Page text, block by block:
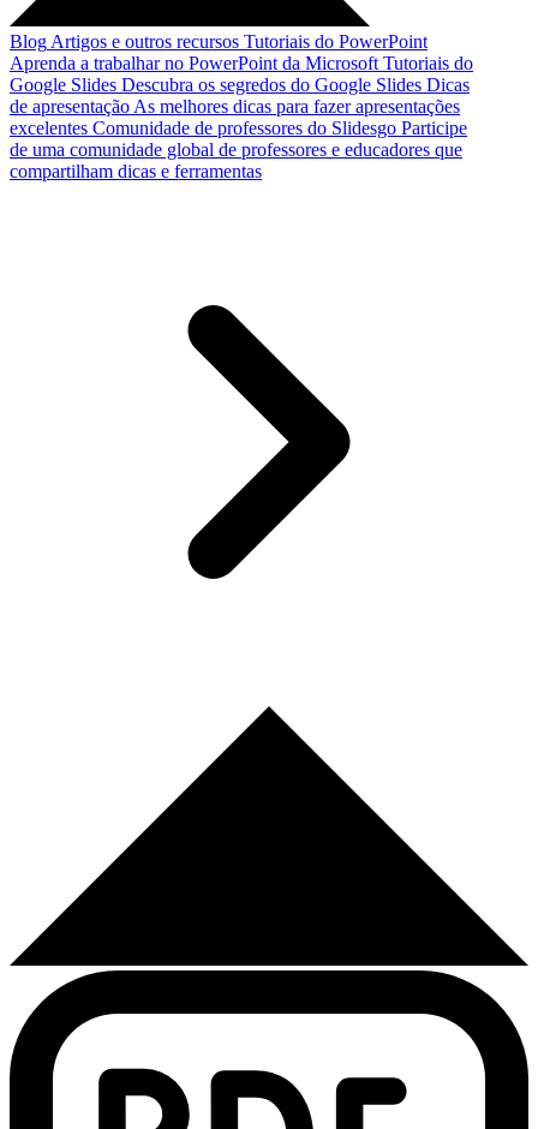
Blog Artigos e outros recursos Tutoriais do PowerPoint
Aprenda a trabalhar no PowerPoint da Microsoft Tutoriais do
Google Slides Descubra os segredos do Google Slides Dicas
de apresentação As melhores dicas para fazer apresentações
excelentes Comunidade de professores do Slidesgo Participe
de uma comunidade global de professores e educadores que
compartilham dicas e ferramentas